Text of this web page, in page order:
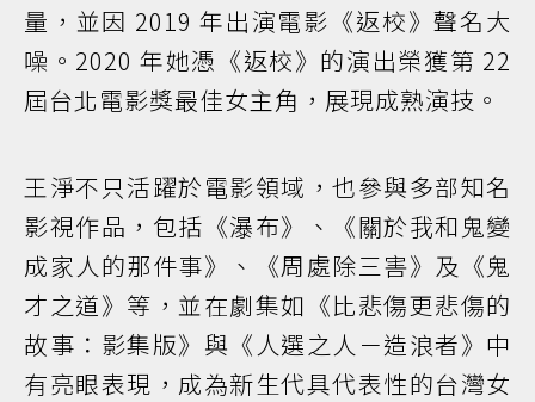
量，並因 2019 年出演電影《返校》聲名大
噪。2020 年她憑《返校》的演出榮獲第 22
屆台北電影獎最佳女主角，展現成熟演技。
王淨不只活躍於電影領域，也參與多部知名
影視作品，包括《瀑布》、《關於我和鬼變
成家人的那件事》、《周處除三害》及《鬼
才之道》等，並在劇集如《比悲傷更悲傷的
故事：影集版》與《人選之人－造浪者》中
有亮眼表現，成為新生代具代表性的台灣女